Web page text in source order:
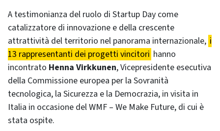
A testimonianza del ruolo di Startup Day come
catalizzatore di innovazione e della crescente
attrattività del territorio nel panorama internazionale, i
13 rappresentanti dei progetti vincitori hanno
incontrato Henna Virkkunen, Vicepresidente esecutiva
della Commissione europea per la Sovranità
tecnologica, la Sicurezza e la Democrazia, in visita in
Italia in occasione del WMF – We Make Future, di cui è
stata ospite.